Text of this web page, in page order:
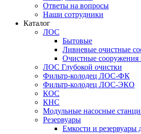
Ответы на вопросы
Наши сотрудники
Каталог
ЛОС
Бытовые
Ливневые очистные
Очистные сооружения
ЛОС Глубокой очистки
Фильтр-колодец ЛОС-ФК
Фильтр-колодец ЛОС-ЭКО
КОС
КНС
Модульные насосные
Резервуары
Емкости и резервуары